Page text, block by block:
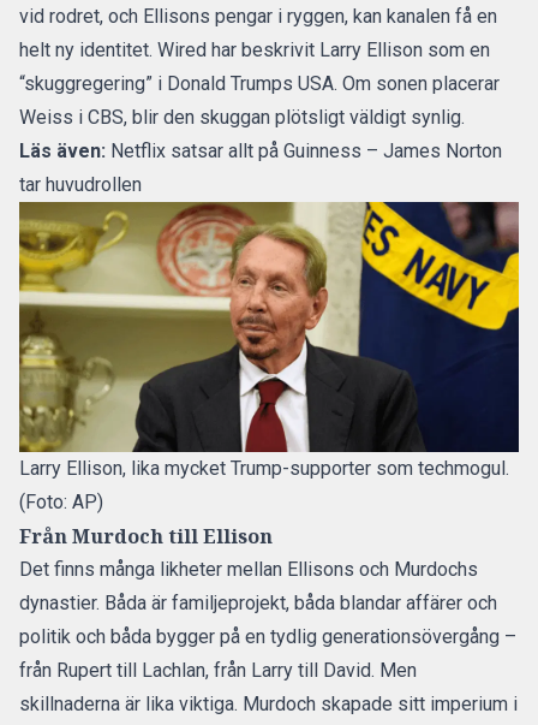
vid rodret, och Ellisons pengar i ryggen, kan kanalen få en
helt ny identitet. Wired har beskrivit Larry Ellison som en
“skuggregering” i Donald Trumps USA. Om sonen placerar
Weiss i CBS, blir den skuggan plötsligt väldigt synlig.
Läs även: Netflix satsar allt på Guinness – James Norton
tar huvudrollen
Larry Ellison, lika mycket Trump-supporter som techmogul.
(Foto: AP)
Från Murdoch till Ellison
Det finns många likheter mellan Ellisons och Murdochs
dynastier. Båda är familjeprojekt, båda blandar affärer och
politik och båda bygger på en tydlig generationsövergång –
från Rupert till Lachlan, från Larry till David. Men
skillnaderna är lika viktiga. Murdoch skapade sitt imperium i